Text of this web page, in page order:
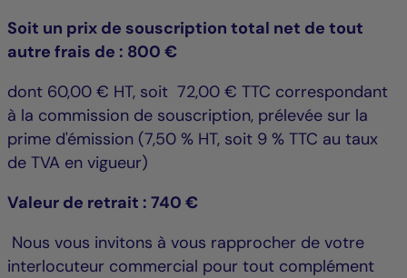
Soit un prix de souscription total net de tout
autre frais de : 800 €
dont 60,00 € HT, soit 72,00 € TTC correspondant
à la commission de souscription, prélevée sur la
prime d'émission (7,50 % HT, soit 9 % TTC au taux
de TVA en vigueur)
Valeur de retrait : 740 €
Nous vous invitons à vous rapprocher de votre
interlocuteur commercial pour tout complément